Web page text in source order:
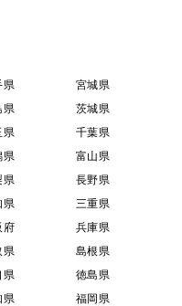
県
宮城県
県
茨城県
県
千葉県
県
富山県
県
長野県
県
三重県
府
兵庫県
県
島根県
県
徳島県
県 福岡県